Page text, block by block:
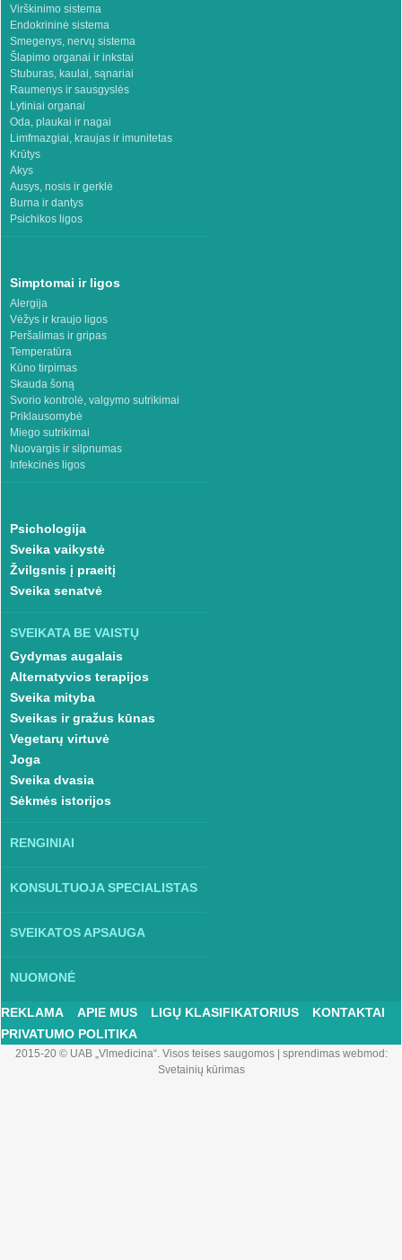
Virškinimo sistema
Endokrininė sistema
Smegenys, nervų sistema
Šlapimo organai ir inkstai
Stuburas, kaulai, sąnariai
Raumenys ir sausgyslės
Lytiniai organai
Oda, plaukai ir nagai
Limfmazgiai, kraujas ir imunitetas
Krūtys
Akys
Ausys, nosis ir gerklė
Burna ir dantys
Psichikos ligos
Simptomai ir ligos
Alergija
Vėžys ir kraujo ligos
Peršalimas ir gripas
Temperatūra
Kūno tirpimas
Skauda šoną
Svorio kontrolė, valgymo sutrikimai
Priklausomybė
Miego sutrikimai
Nuovargis ir silpnumas
Infekcinės ligos
Psichologija
Sveika vaikystė
Žvilgsnis į praeitį
Sveika senatvė
SVEIKATA BE VAISTŲ
Gydymas augalais
Alternatyvios terapijos
Sveika mityba
Sveikas ir gražus kūnas
Vegetarų virtuvė
Joga
Sveika dvasia
Sėkmės istorijos
RENGINIAI
KONSULTUOJA SPECIALISTAS
SVEIKATOS APSAUGA
NUOMONĖ
REKLAMA APIE MUS LIGŲ KLASIFIKATORIUS
KONTAKTAI
PRIVATUMO POLITIKA
2015-20 © UAB „Vlmedicina“. Visos teises saugomos| sprendimas webmod:
Svetainių kūrimas